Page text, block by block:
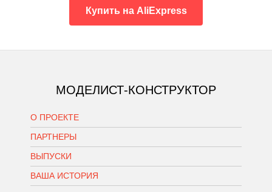
Купить на AliExpress
МОДЕЛИСТ-КОНСТРУКТОР
О ПРОЕКТЕ
ПАРТНЕРЫ
ВЫПУСКИ
ВАША ИСТОРИЯ